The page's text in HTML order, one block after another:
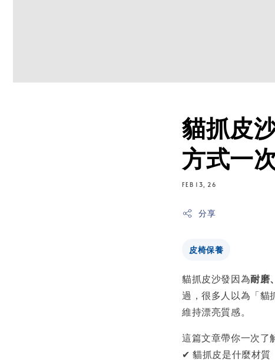
貓抓皮
方式一
FEB 13, 26
分享
皮椅保養
貓抓皮沙發因為耐磨
過，很多人以為「貓
維持漂亮質感。
這篇文章帶你一次了
✔ 貓抓皮是什麼材質